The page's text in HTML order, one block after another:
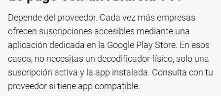
Depende del proveedor. Cada vez más empresas
ofrecen suscripciones accesibles mediante una
aplicación dedicada en la Google Play Store. En esos
casos, no necesitas un decodificador físico, solo una
suscripción activa y la app instalada. Consulta con tu
proveedor si tiene app compatible.